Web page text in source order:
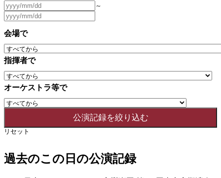
～
会場で
指揮者で
オーケストラ等で
リセット
過去のこの日の公演記録